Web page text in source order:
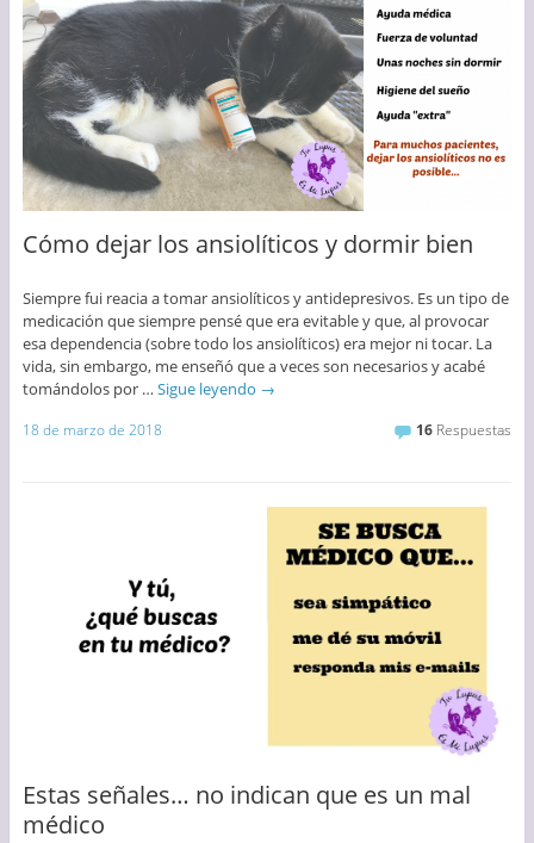
Cómo dejar los ansiolíticos y dormir bien
Siempre fui reacia a tomar ansiolíticos y antidepresivos. Es un tipo de
medicación que siempre pensé que era evitable y que, al provocar
esa dependencia (sobre todo los ansiolíticos) era mejor ni tocar. La
vida, sin embargo, me enseñó que a veces son necesarios y acabé
tomándolos por … Sigue leyendo →
18 de marzo de 2018 16 Respuestas
Estas señales… no indican que es un mal
médico